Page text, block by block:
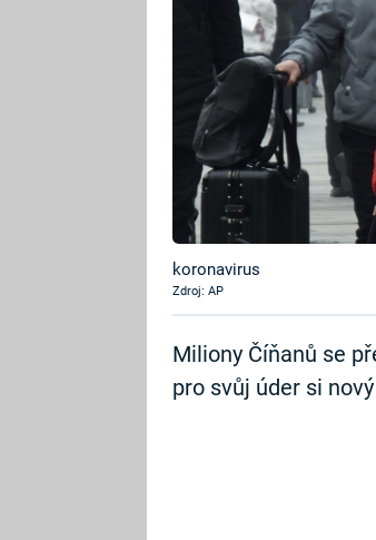
koronavirus
Zdroj: AP
Miliony Číňanů se
pro svůj úder si